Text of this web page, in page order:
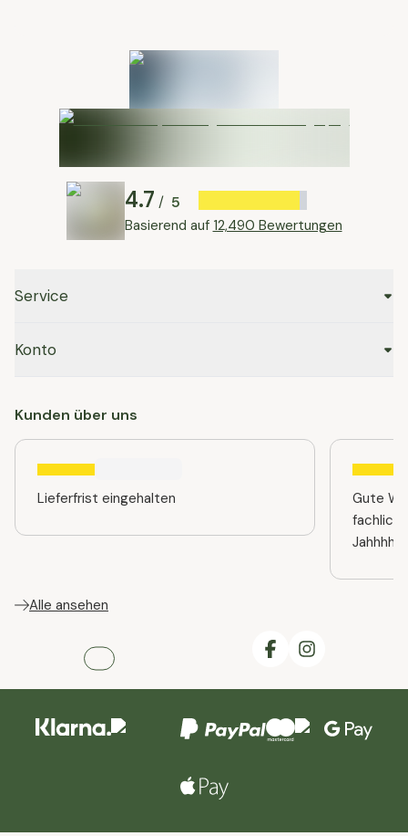
4.7 / 5
Basierend auf 12,490 Bewertungen
Service
Konto
Kunden über uns
Lieferfrist eingehalten
Gute
fachlich
Alle ansehen